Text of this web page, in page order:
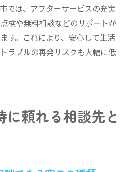
では、アフターサービスの充実
検や無料相談などのサポートが
す。これにより、安心して生活
ラブルの再発リスクも大幅に低
に頼れる相談先と